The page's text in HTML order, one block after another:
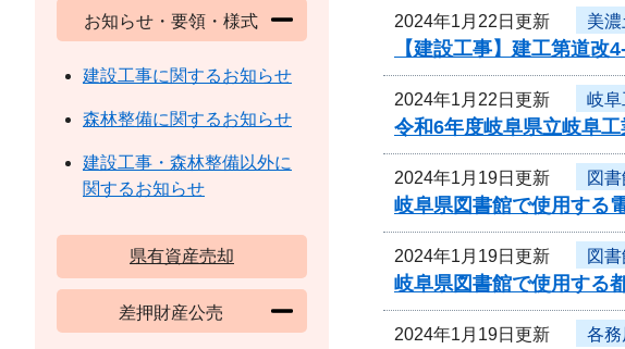
2024年1月22日更新 美
【建設工事】建工第道
2024年1月22日更新 岐阜
令和6年度岐阜県立岐阜
2024年1月19日更新 図
岐阜県図書館で使用する
2024年1月19日更新 図
岐阜県図書館で使用する
2024年1月19日更新 各
お知らせ・要領・様式
建設工事に関するお知らせ
森林整備に関するお知らせ
建設工事・森林整備以外に
関するお知らせ
県有資産売却
差押財産公売